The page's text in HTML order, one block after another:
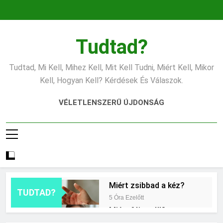
Tudtad?
Tudtad, Mi Kell, Mihez Kell, Mit Kell Tudni, Miért Kell, Mikor
Kell, Hogyan Kell? Kérdések És Válaszok.
VÉLETLENSZERŰ ÚJDONSÁG
TUDTAD?
Miért zsibbad a kéz?
5 Óra Ezelőtt
Miért fáj a váll?